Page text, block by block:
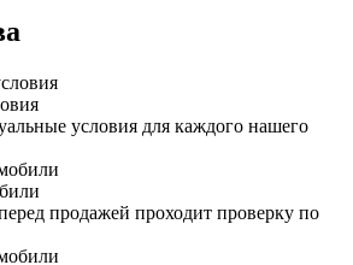
условия для каждого нашего
продажей проходит проверку по